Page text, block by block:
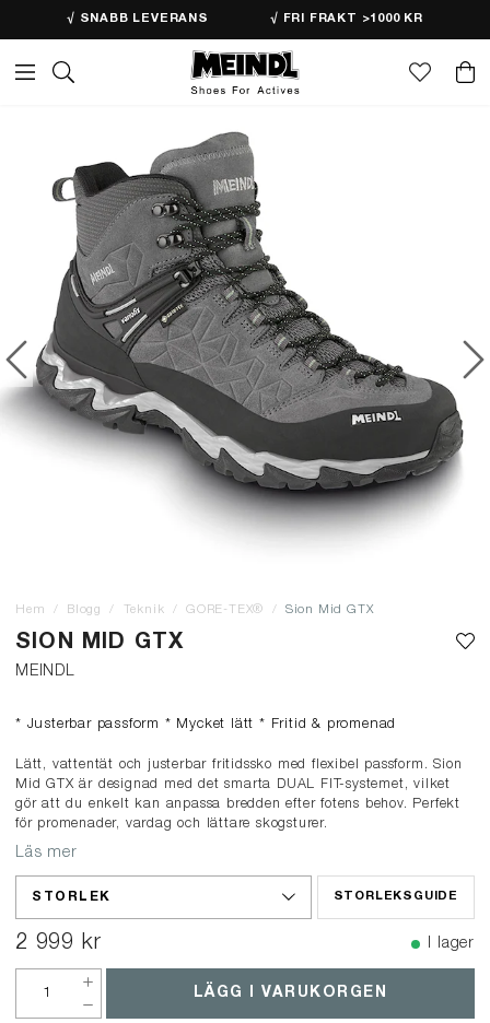
√ SNABB LEVERANS √ FRI FRAKT >1000 KR
Hem Blogg Teknik GORE-TEX® Sion Mid GTX
SION MID GTX
MEINDL
* Justerbar passform * Mycket lätt * Fritid & promenad
Lätt, vattentät och justerbar fritidssko med flexibel passform. Sion
Mid GTX är designad med det smarta DUAL FIT-systemet, vilket
gör att du enkelt kan anpassa bredden efter fotens behov. Perfekt
för promenader, vardag och lättare skogsturer.
Läs mer
STORLEKSGUIDE
STORLEK
2 999 kr I lager
LÄGG I VARUKORGEN